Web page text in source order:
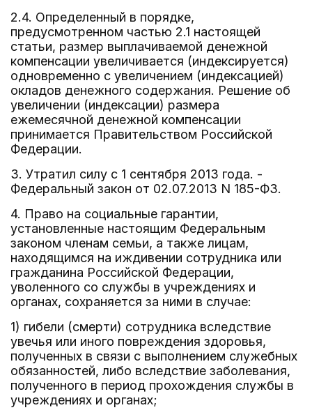
2.4. Определенный в порядке,
предусмотренном частью 2.1 настоящей
статьи, размер выплачиваемой денежной
компенсации увеличивается (индексируется)
одновременно с увеличением (индексацией)
окладов денежного содержания. Решение об
увеличении (индексации) размера
ежемесячной денежной компенсации
принимается Правительством Российской
Федерации.
3. Утратил силу с 1 сентября 2013 года. -
Федеральный закон от 02.07.2013 N 185-ФЗ.
4. Право на социальные гарантии,
установленные настоящим Федеральным
законом членам семьи, а также лицам,
находящимся на иждивении сотрудника или
гражданина Российской Федерации,
уволенного со службы в учреждениях и
органах, сохраняется за ними в случае:
1) гибели (смерти) сотрудника вследствие
увечья или иного повреждения здоровья,
полученных в связи с выполнением служебных
обязанностей, либо вследствие заболевания,
полученного в период прохождения службы в
учреждениях и органах;